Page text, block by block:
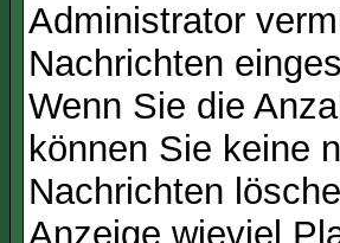
Administrator
Nachrichten
Wenn Sie die
können Sie keine
Nachrichten
Anzeige wieviel